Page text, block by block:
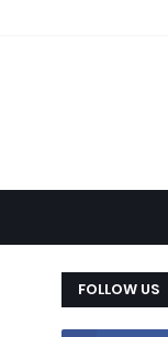
FOLLOW US